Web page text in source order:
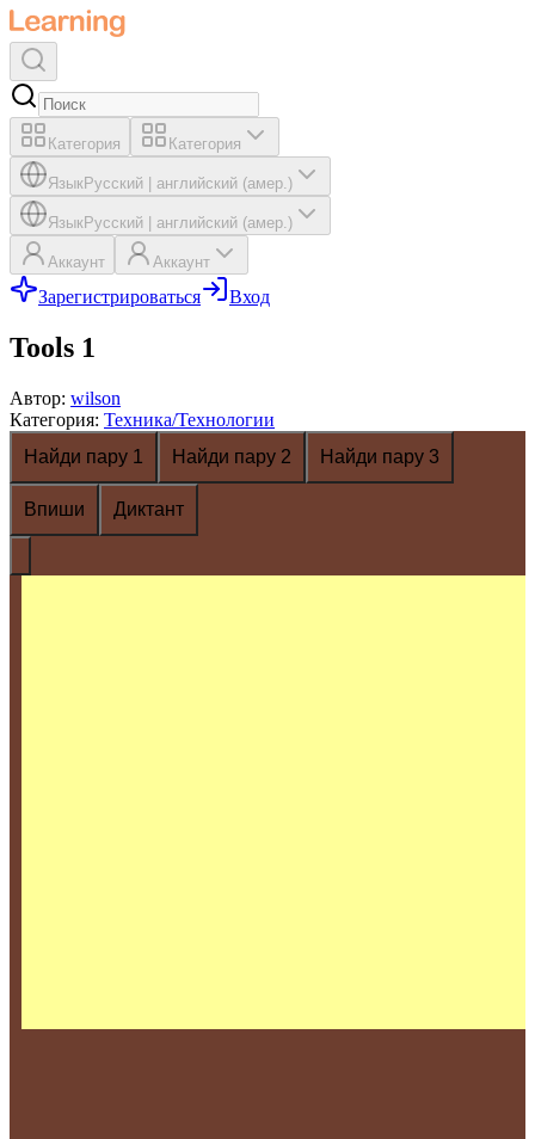
Категория Категория
ЯзыкРусский английский (амер.)
ЯзыкРусский английский (амер.)
Аккаунт Аккаунт
Зарегистрироваться Вход
Tools 1
Автор: wilson
Категория: Техника/Технологии
Найди пару 1
Найди пару 2 Найди пару 3
Впиши Диктант